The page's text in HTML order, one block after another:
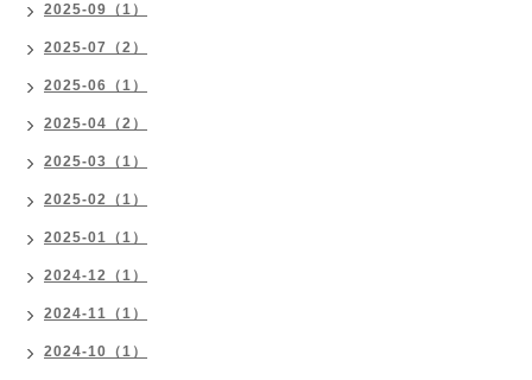
2025-09（1）
2025-07（2）
2025-06（1）
2025-04（2）
2025-03（1）
2025-02（1）
2025-01（1）
2024-12（1）
2024-11（1）
2024-10（1）